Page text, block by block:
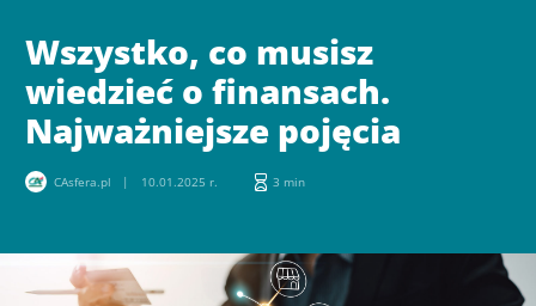
Wszystko, co musisz
wiedzieć o finansach.
Najważniejsze pojęcia
CAsfera.pl 10.01.2025 r. 3 min